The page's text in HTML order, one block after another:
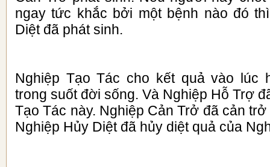
ngay tức khắc bởi một bệnh nào đó
Diệt đã phát sinh.
Nghiệp Tạo Tác cho kết quả vào lúc
trong suốt đời sống. Và Nghiệp Hỗ Trợ
Tạo Tác này. Nghiệp Cản Trở đã cản
Nghiệp Hủy Diệt đã hủy diệt quả của